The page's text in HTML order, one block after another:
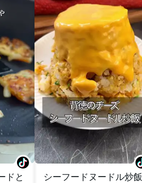
ドと
シーフードヌードル炒飯